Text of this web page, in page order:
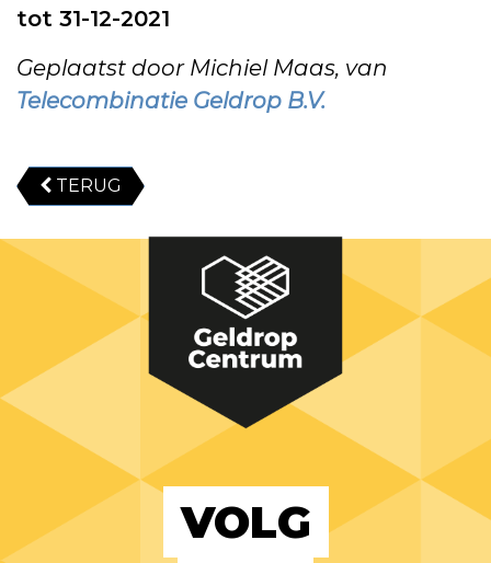
tot 31-12-2021
Geplaatst door Michiel Maas, van
Telecombinatie Geldrop B.V.
TERUG
VOLG